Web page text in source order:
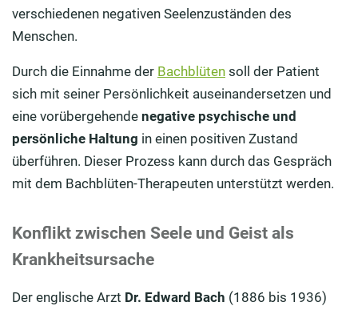
verschiedenen negativen Seelenzuständen des
Menschen.
Durch die Einnahme der Bachblüten soll der Patient
sich mit seiner Persönlichkeit auseinandersetzen und
eine vorübergehende negative psychische und
persönliche Haltung in einen positiven Zustand
überführen. Dieser Prozess kann durch das Gespräch
mit dem Bachblüten-Therapeuten unterstützt werden.
Konflikt zwischen Seele und Geist als
Krankheitsursache
Der englische Arzt Dr. Edward Bach (1886 bis 1936)